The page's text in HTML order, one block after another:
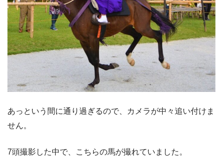
あっという間に通り過ぎるので、カメラが中々追い付けま
せん。
7頭撮影した中で、こちらの馬が撮れていました。